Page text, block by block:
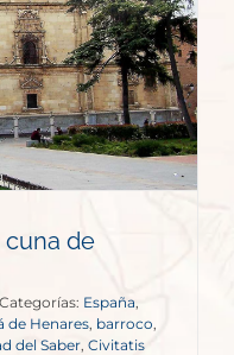
cuna de
Categorías: España,
de Henares, barroco
del Saber Civitatis